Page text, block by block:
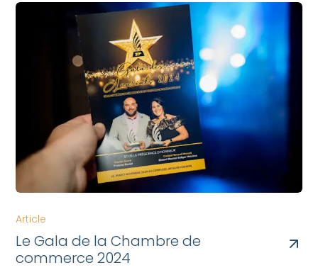
Article
Le Gala de la Chambre de
commerce 2024